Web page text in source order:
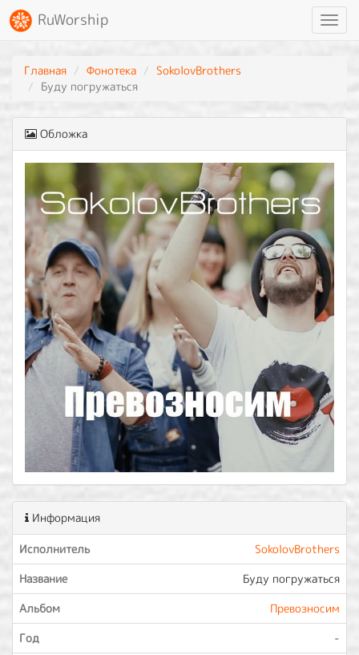
RuWorship
Главная Фонотека
SokolovBrothers
Буду погружаться
Обложка
Информация
Исполнитель
SokolovBrothers
Название
Буду погружаться
Альбом
Превозносим
Год
-